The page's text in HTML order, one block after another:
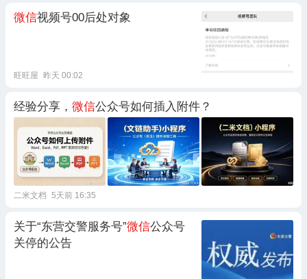
微信视频号00后处对象
旺旺屋 昨天 00:02
经验分享， 微信公众号如何插入附件？
二米文档 5天前 16:35
关于“东营交警服务号”微信公众号
关停的公告